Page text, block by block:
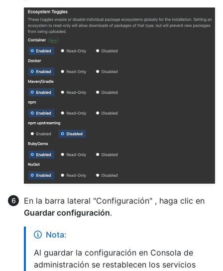
En la barra lateral "Configuración" , haga clic en
Guardar configuración.
Nota:
Al guardar la configuración en Consola de
administración se restablecen los servicios